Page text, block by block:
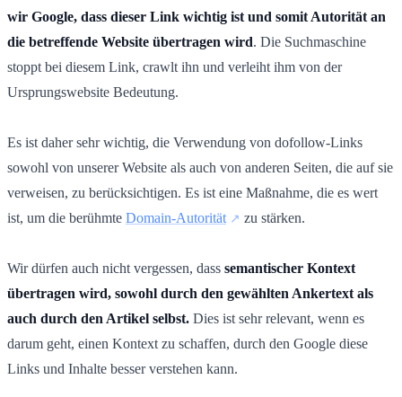
wir Google, dass dieser Link wichtig ist und somit Autorität an
die betreffende Website übertragen wird. Die Suchmaschine
stoppt bei diesem Link, crawlt ihn und verleiht ihm von der
Ursprungswebsite Bedeutung.
Es ist daher sehr wichtig, die Verwendung von dofollow-Links
sowohl von unserer Website als auch von anderen Seiten, die auf sie
verweisen, zu berücksichtigen. Es ist eine Maßnahme, die es wert
ist, um die berühmte Domain-Autorität zu stärken.
Wir dürfen auch nicht vergessen, dass semantischer Kontext
übertragen wird, sowohl durch den gewählten Ankertext als
auch durch den Artikel selbst. Dies ist sehr relevant, wenn es
darum geht, einen Kontext zu schaffen, durch den Google diese
Links und Inhalte besser verstehen kann.